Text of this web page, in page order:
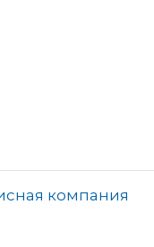
компания